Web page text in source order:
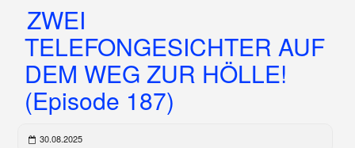
ZWEI
TELEFONGESICHTER AUF
DEM WEG ZUR HÖLLE!
(Episode 187)
30.08.2025